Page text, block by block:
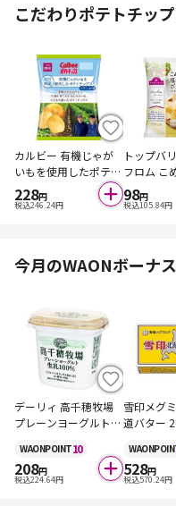
こだわりポテトチッ
カルビー 有機じゃが
いもを使用したポテト
チップス 50g
228円
税込246.24円
トップバ
フロム こ
塩だけで
テトチッ
98円
税込105.84円
今月のWAONボーナ
デーリィ 高千穂牧場
プレーンヨーグルト
WAONPOINT10
208円
税込224.64円
雪印メグ
道バター
WAON
528円
税込570.24円